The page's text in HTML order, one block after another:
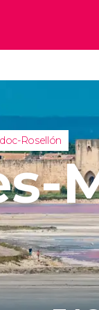
Italia
Reino
Turquía
Rosellón